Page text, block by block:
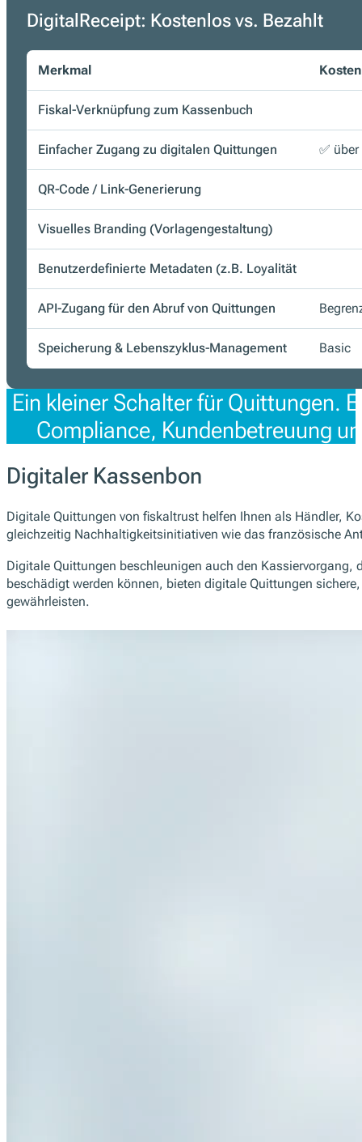
DigitalReceipt: Kostenlos vs. Bezahlt
Merkmal
Fiskal-Verknüpfung zum Kassenbuch
Einfacher Zugang zu digitalen Quittungen ✅
QR-Code / Link-Generierung
Visuelles Branding (Vorlagengestaltung)
Benutzerdefinierte Metadaten (z.B. Loyalität
API-Zugang für den Abruf von Quittungen
Speicherung & Lebenszyklus-Management Basic
Ein kleiner Schalter für Quittungen.
Compliance, Kundenbetreuung
Digitaler Kassenbon
Digitale Quittungen von fiskaltrust helfen Ihnen als Händler,
gleichzeitig Nachhaltigkeitsinitiativen wie das französische
Digitale Quittungen beschleunigen auch den Kassiervorgang,
beschädigt werden können, bieten digitale Quittungen
gewährleisten.